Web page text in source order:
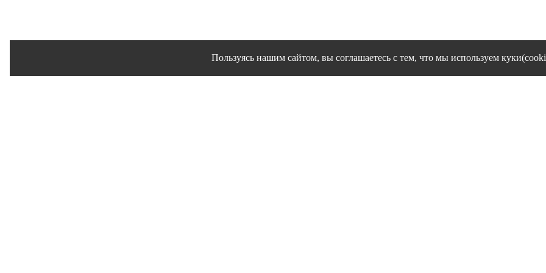
Пользуясь нашим сайтом, вы соглашаетесь с тем, что мы используем